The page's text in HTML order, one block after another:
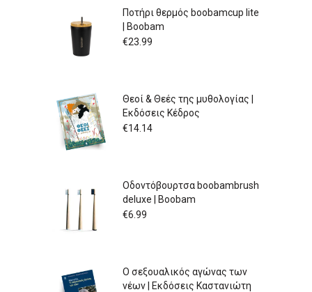
Ποτήρι θερμός boobamcup lite
| Boobam
€23.99
Θεοί & Θεές της μυθολογίας |
Εκδόσεις Κέδρος
€14.14
Οδοντόβουρτσα boobambrush
deluxe | Boobam
€6.99
Ο σεξουαλικός αγώνας των
νέων | Εκδόσεις Καστανιώτη